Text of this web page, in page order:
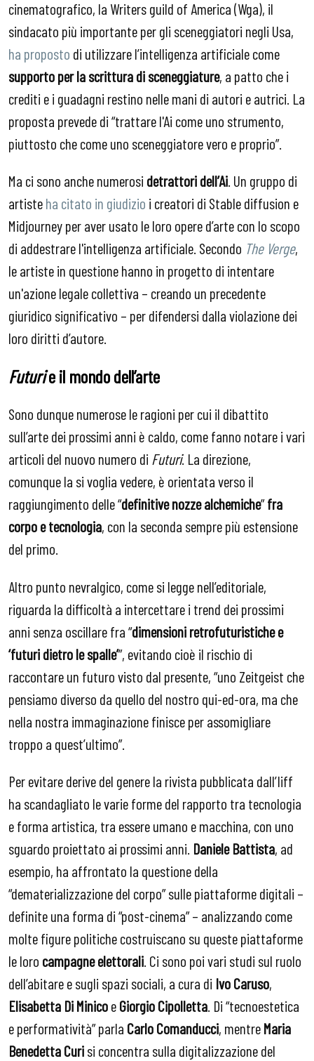
cinematografico, la Writers guild of America (Wga), il
sindacato più importante per gli sceneggiatori negli Usa,
ha proposto di utilizzare l’intelligenza artificiale come
supporto per la scrittura di sceneggiature, a patto che i
crediti e i guadagni restino nelle mani di autori e autrici. La
proposta prevede di “trattare l'Ai come uno strumento,
piuttosto che come uno sceneggiatore vero e proprio”.
Ma ci sono anche numerosi detrattori dell’Ai. Un gruppo di
artisteha citato in giudizio i creatori di Stable diffusion e
Midjourney per aver usato le loro opere d’arte con lo scopo
di addestrare l'intelligenza artificiale. Secondo The Verge,
le artiste in questione hanno in progetto di intentare
un'azione legale collettiva – creando un precedente
giuridico significativo – per difendersi dalla violazione dei
loro diritti d’autore.
Futurie il mondo dell’arte
Sono dunque numerose le ragioni per cui il dibattito
sull’arte dei prossimi anni è caldo, come fanno notare i vari
articoli del nuovo numero di Futuri. La direzione,
comunque la si voglia vedere, è orientata verso il
raggiungimento delle “definitive nozze alchemiche”fra
corpo e tecnologia, con la seconda sempre più estensione
del primo.
Altro punto nevralgico, come si legge nell’editoriale,
riguarda la difficoltà a intercettare i trend dei prossimi
anni senza oscillare fra “dimensioni retrofuturistiche e
‘futuri dietro le spalle’”, evitando cioè il rischio di
raccontare un futuro visto dal presente, “uno Zeitgeist che
pensiamo diverso da quello del nostro qui-ed-ora, ma che
nella nostra immaginazione finisce per assomigliare
troppo a quest’ultimo”.
Per evitare derive del genere la rivista pubblicata dall’Iiff
ha scandagliato le varie forme del rapporto tra tecnologia
e forma artistica, tra essere umano e macchina, con uno
sguardo proiettato ai prossimi anni. Daniele Battista, ad
esempio, ha affrontato la questione della
“dematerializzazione del corpo” sulle piattaforme digitali –
definite una forma di “post-cinema” – analizzando come
molte figure politiche costruiscano su queste piattaforme
le loro campagne elettorali. Ci sono poi vari studi sul ruolo
dell’abitare e sugli spazi sociali, a cura di Ivo Caruso,
Elisabetta Di MinicoeGiorgio Cipolletta. Di “tecnoestetica
e performatività” parla Carlo Comanducci, mentreMaria
Benedetta Curisi concentra sulla digitalizzazione del